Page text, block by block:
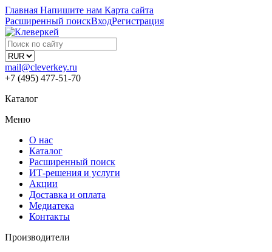
Главная Напишите нам Карта сайта
Расширенный поискВходРегистрация
mail@cleverkey.ru
+7 (495) 477-51-70
Каталог
Меню
О нас
Каталог
Расширенный поиск
ИТ-решения и услуги
Акции
Доставка и оплата
Медиатека
Контакты
Производители